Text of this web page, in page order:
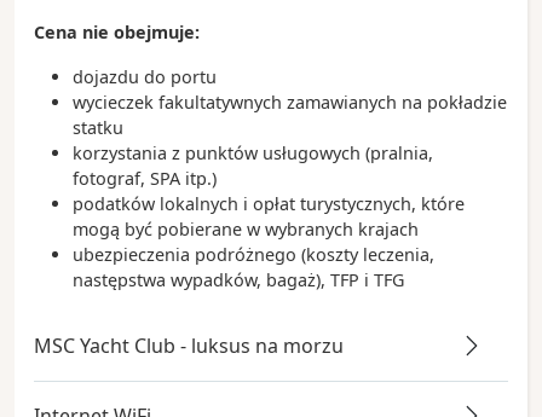
Cena nie obejmuje:
dojazdu do portu
wycieczek fakultatywnych zamawianych na pokładzie
statku
korzystania z punktów usługowych (pralnia,
fotograf, SPA itp.)
podatków lokalnych i opłat turystycznych, które
mogą być pobierane w wybranych krajach
ubezpieczenia podróżnego (koszty leczenia,
następstwa wypadków, bagaż), TFP i TFG
MSC Yacht Club - luksus na morzu